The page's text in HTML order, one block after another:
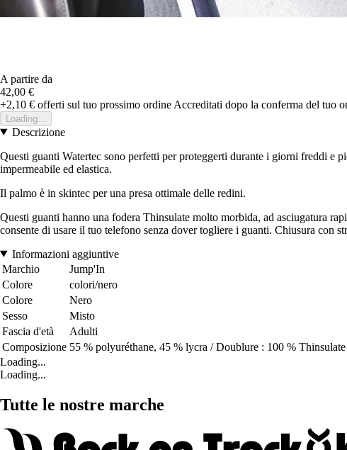
A partire da
42,00 €
+2,10 € offerti sul tuo prossimo ordine Accreditati dopo la conferma del tuo
Loading...
Descrizione
Questi guanti Watertec sono perfetti per proteggerti durante i giorni freddi e
impermeabile ed elastica.
Il palmo è in skintec per una presa ottimale delle redini.
Questi guanti hanno una fodera Thinsulate molto morbida, ad asciugatura
consente di usare il tuo telefono senza dover togliere i guanti. Chiusura con
Informazioni aggiuntive
Marchio
Jump'In
Colore
colori/nero
Colore
Nero
Sesso
Misto
Fascia d'età
Adulti
Composizione 55 % polyuréthane, 45 % lycra / Doublure : 100 % Thinsulate
Loading...
Loading...
Tutte le nostre marche